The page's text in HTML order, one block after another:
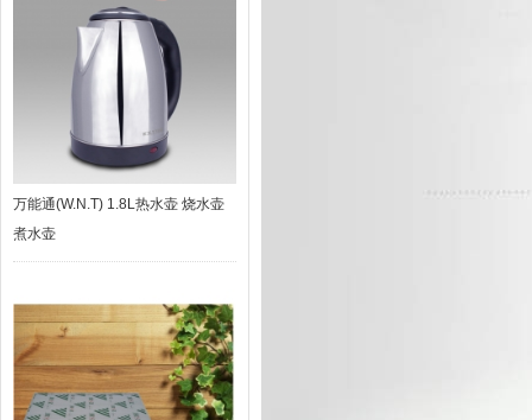
万能通(W.N.T) 1.8L热水壶 烧水壶
煮水壶